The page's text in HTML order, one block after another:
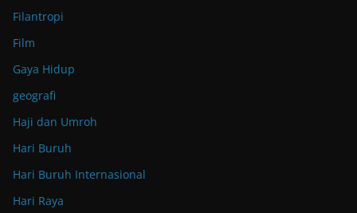
Filantropi
Film
Gaya Hidup
geografi
Haji dan Umroh
Hari Buruh
Hari Buruh Internasional
Hari Raya